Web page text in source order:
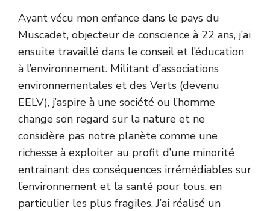
Ayant vécu mon enfance dans le pays du
Muscadet, objecteur de conscience à 22 ans, j’ai
ensuite travaillé dans le conseil et l’éducation
à l’environnement. Militant d’associations
environnementales et des Verts (devenu
EELV), j’aspire à une société ou l’homme
change son regard sur la nature et ne
considère pas notre planète comme une
richesse à exploiter au profit d’une minorité
entrainant des conséquences irrémédiables sur
l’environnement et la santé pour tous, en
particulier les plus fragiles. J’ai réalisé un